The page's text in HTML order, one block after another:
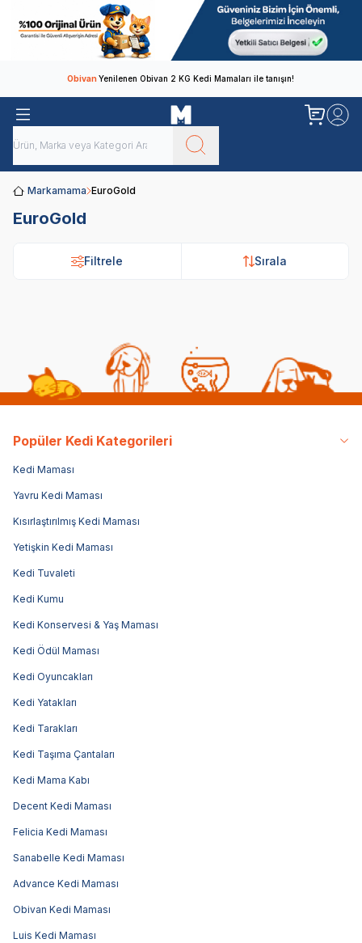
ObivanYenilenen Obivan 2 KG Kedi Mamaları ile tanışın!
Markamama EuroGold
EuroGold
Filtrele Sırala
Popüler Kedi Kategorileri
Kedi Maması
Yavru Kedi Maması
Kısırlaştırılmış Kedi Maması
Yetişkin Kedi Maması
Kedi Tuvaleti
Kedi Kumu
Kedi Konservesi & Yaş Maması
Kedi Ödül Maması
Kedi Oyuncakları
Kedi Yatakları
Kedi Tarakları
Kedi Taşıma Çantaları
Kedi Mama Kabı
Decent Kedi Maması
Felicia Kedi Maması
Sanabelle Kedi Maması
Advance Kedi Maması
Obivan Kedi Maması
Luis Kedi Maması